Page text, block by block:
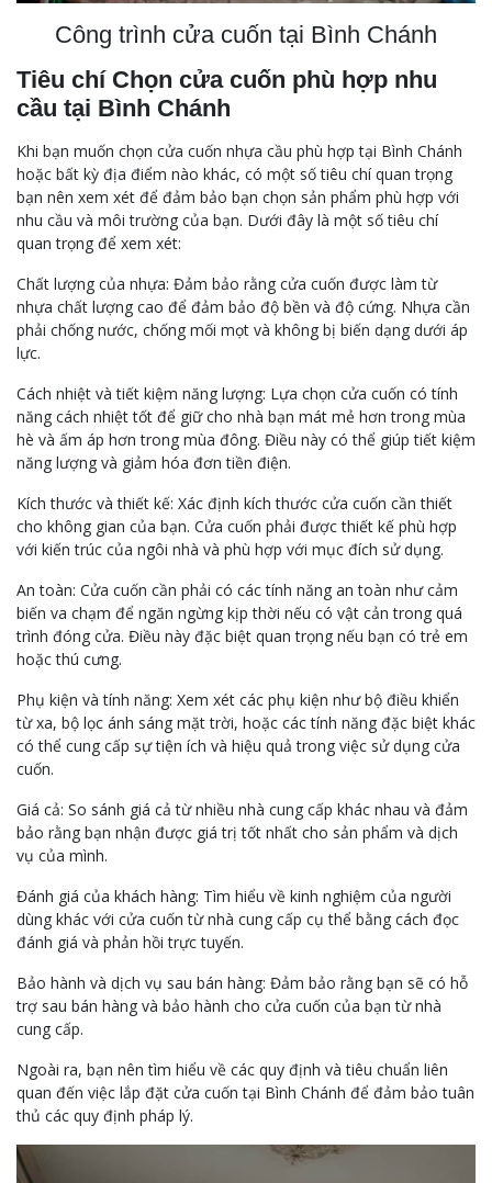
Công trình cửa cuốn tại Bình Chánh
Tiêu chí Chọn cửa cuốn phù hợp nhu
cầu tại Bình Chánh
Khi bạn muốn chọn cửa cuốn nhựa cầu phù hợp tại Bình Chánh
hoặc bất kỳ địa điểm nào khác, có một số tiêu chí quan trọng
bạn nên xem xét để đảm bảo bạn chọn sản phẩm phù hợp với
nhu cầu và môi trường của bạn. Dưới đây là một số tiêu chí
quan trọng để xem xét:
Chất lượng của nhựa: Đảm bảo rằng cửa cuốn được làm từ
nhựa chất lượng cao để đảm bảo độ bền và độ cứng. Nhựa cần
phải chống nước, chống mối mọt và không bị biến dạng dưới áp
lực.
Cách nhiệt và tiết kiệm năng lượng: Lựa chọn cửa cuốn có tính
năng cách nhiệt tốt để giữ cho nhà bạn mát mẻ hơn trong mùa
hè và ấm áp hơn trong mùa đông. Điều này có thể giúp tiết kiệm
năng lượng và giảm hóa đơn tiền điện.
Kích thước và thiết kế: Xác định kích thước cửa cuốn cần thiết
cho không gian của bạn. Cửa cuốn phải được thiết kế phù hợp
với kiến trúc của ngôi nhà và phù hợp với mục đích sử dụng.
An toàn: Cửa cuốn cần phải có các tính năng an toàn như cảm
biến va chạm để ngăn ngừng kịp thời nếu có vật cản trong quá
trình đóng cửa. Điều này đặc biệt quan trọng nếu bạn có trẻ em
hoặc thú cưng.
Phụ kiện và tính năng: Xem xét các phụ kiện như bộ điều khiển
từ xa, bộ lọc ánh sáng mặt trời, hoặc các tính năng đặc biệt khác
có thể cung cấp sự tiện ích và hiệu quả trong việc sử dụng cửa
cuốn.
Giá cả: So sánh giá cả từ nhiều nhà cung cấp khác nhau và đảm
bảo rằng bạn nhận được giá trị tốt nhất cho sản phẩm và dịch
vụ của mình.
Đánh giá của khách hàng: Tìm hiểu về kinh nghiệm của người
dùng khác với cửa cuốn từ nhà cung cấp cụ thể bằng cách đọc
đánh giá và phản hồi trực tuyến.
Bảo hành và dịch vụ sau bán hàng: Đảm bảo rằng bạn sẽ có hỗ
trợ sau bán hàng và bảo hành cho cửa cuốn của bạn từ nhà
cung cấp.
Ngoài ra, bạn nên tìm hiểu về các quy định và tiêu chuẩn liên
quan đến việc lắp đặt cửa cuốn tại Bình Chánh để đảm bảo tuân
thủ các quy định pháp lý.